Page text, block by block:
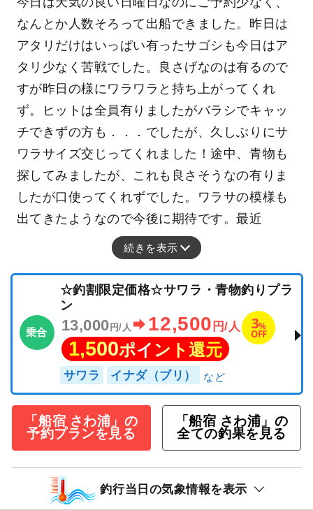
なんとか人数そろって出船できました。昨日は
アタリだけはいっぱい有ったサゴシも今日はア
タリ少なく苦戦でした。良さげなのは有るので
すが昨日の様にワラワラと持ち上がってくれ
ず。ヒットは全員有りましたがバラシでキャッ
チできずの方も．．．でしたが、久しぶりにサ
ワラサイズ交じってくれました！途中、青物も
探してみましたが、これも良さそうなの有りま
したが口使ってくれずでした。ワラサの模様も
出てきたようなので今後に期待です。最近
続きを表示
乗合
☆釣割限定価格☆サワラ・青物釣りプラ
ン
13,000 円/人 12,500 円/人 3%
OFF
1,500ポイント還元
サワラ イナダ（ブリ）
「船宿 さわ浦」の
予約プランを見る
「船宿 さわ浦」の
全ての釣果を見る
釣行当日の気象情報を表示